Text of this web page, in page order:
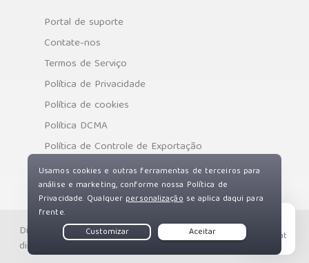
Portal de suporte
Contate-nos
Termos de Serviço
Política de Privacidade
Política de cookies
Política DCMA
Política de Controle de Exportação
Direitos autorais © Private Internet Access, Inc. Todos os
direitos reservados.
Live Chat